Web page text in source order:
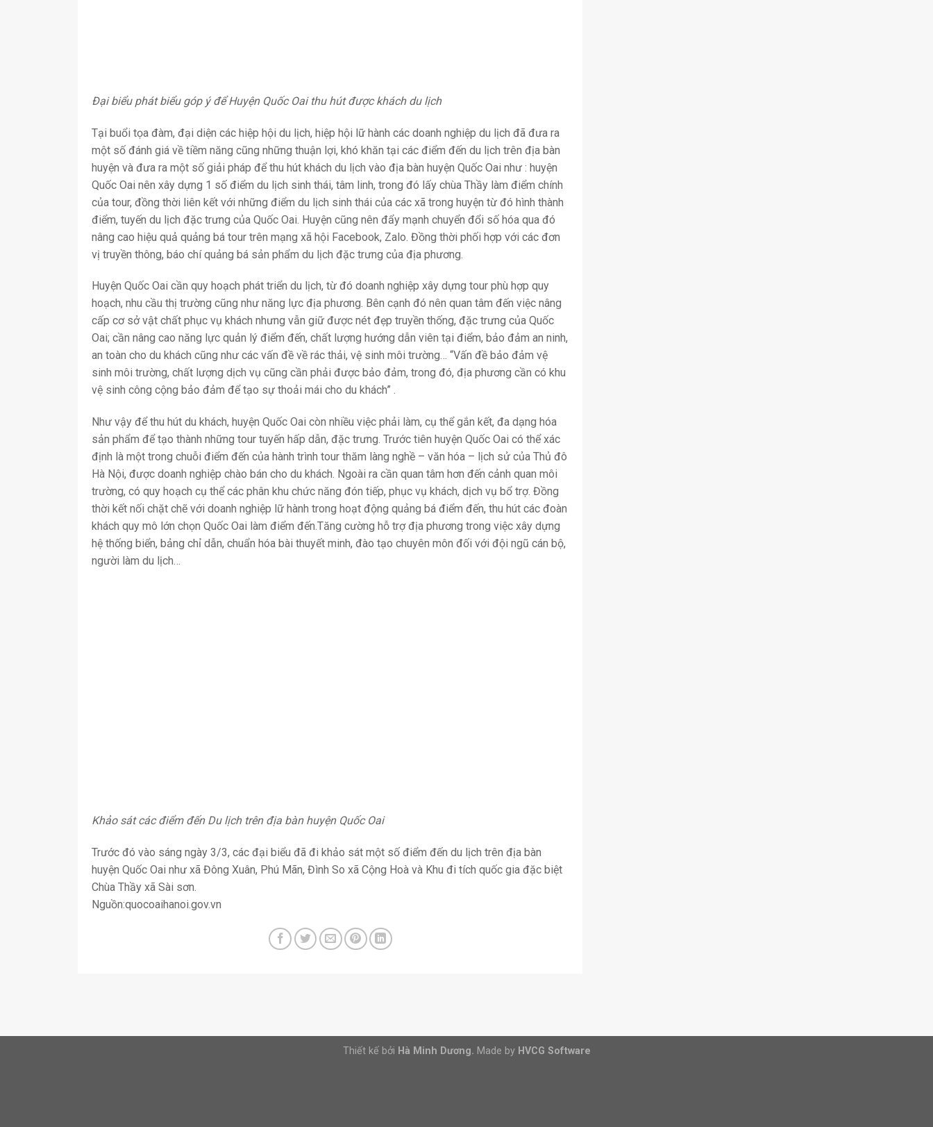
Đại biểu phát biểu góp ý để Huyện Quốc Oai thu hút được khách du lịch
Tại buổi tọa đàm, đại diện các hiệp hội du lịch, hiệp hội lữ hành các doanh nghiệp du lịch đã đưa ra
một số đánh giá về tiềm năng cũng những thuận lợi, khó khăn tại các điểm đến du lịch trên địa bàn
huyện và đưa ra một số giải pháp để thu hút khách du lịch vào địa bàn huyện Quốc Oai như : huyện
Quốc Oai nên xây dựng 1 số điểm du lịch sinh thái, tâm linh, trong đó lấy chùa Thầy làm điểm chính
của tour, đồng thời liên kết với những điểm du lịch sinh thái của các xã trong huyện từ đó hình thành
điểm, tuyến du lịch đặc trưng của Quốc Oai. Huyện cũng nên đẩy mạnh chuyển đổi số hóa qua đó
nâng cao hiệu quả quảng bá tour trên mạng xã hội Facebook, Zalo. Đồng thời phối hợp với các đơn
vị truyền thông, báo chí quảng bá sản phẩm du lịch đặc trưng của địa phương.
Huyện Quốc Oai cần quy hoạch phát triển du lịch, từ đó doanh nghiệp xây dựng tour phù hợp quy
hoạch, nhu cầu thị trường cũng như năng lực địa phương. Bên cạnh đó nên quan tâm đến việc nâng
cấp cơ sở vật chất phục vụ khách nhưng vẫn giữ được nét đẹp truyền thống, đặc trưng của Quốc
Oai; cần nâng cao năng lực quản lý điểm đến, chất lượng hướng dẫn viên tại điểm, bảo đảm an ninh,
an toàn cho du khách cũng như các vấn đề về rác thải, vệ sinh môi trường… “Vấn đề bảo đảm vệ
sinh môi trường, chất lượng dịch vụ cũng cần phải được bảo đảm, trong đó, địa phương cần có khu
vệ sinh công cộng bảo đảm để tạo sự thoải mái cho du khách” .
Như vậy để thu hút du khách, huyện Quốc Oai còn nhiều việc phải làm, cụ thể gắn kết, đa dạng hóa
sản phẩm để tạo thành những tour tuyến hấp dẫn, đặc trưng. Trước tiên huyện Quốc Oai có thể xác
định là một trong chuỗi điểm đến của hành trình tour thăm làng nghề – văn hóa – lịch sử của Thủ đô
Hà Nội, được doanh nghiệp chào bán cho du khách. Ngoài ra cần quan tâm hơn đến cảnh quan môi
trường, có quy hoạch cụ thể các phân khu chức năng đón tiếp, phục vụ khách, dịch vụ bổ trợ. Đồng
thời kết nối chặt chẽ với doanh nghiệp lữ hành trong hoạt động quảng bá điểm đến, thu hút các đoàn
khách quy mô lớn chọn Quốc Oai làm điểm đến.Tăng cường hỗ trợ địa phương trong việc xây dựng
hệ thống biển, bảng chỉ dẫn, chuẩn hóa bài thuyết minh, đào tạo chuyên môn đối với đội ngũ cán bộ,
người làm du lịch…
Khảo sát các điểm đến Du lịch trên địa bàn huyện Quốc Oai
Trước đó vào sáng ngày 3/3, các đại biểu đã đi khảo sát một số điểm đến du lịch trên địa bàn
huyện Quốc Oai như xã Đông Xuân, Phú Mãn, Đình So xã Cộng Hoà và Khu đi tích quốc gia đặc biệt
Chùa Thầy xã Sài sơn.
Nguồn:quocoaihanoi.gov.vn
Thiết kế bởi Hà Minh Dương. Made by HVCG Software